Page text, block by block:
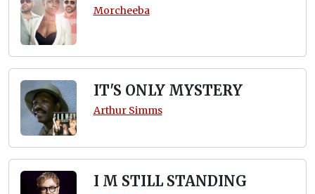
Morcheeba
IT'S ONLY MYSTERY
Arthur Simms
I M STILL STANDING